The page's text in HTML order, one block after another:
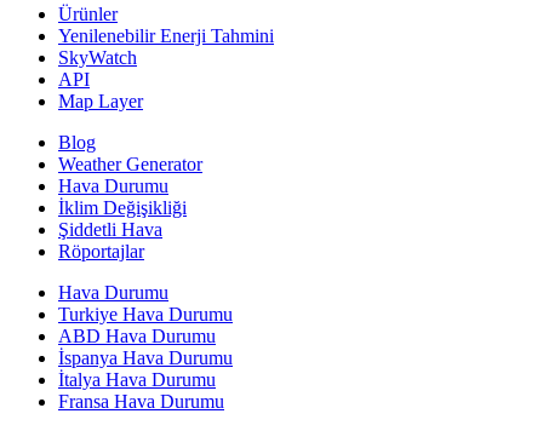
Ürünler
Yenilenebilir Enerji Tahmini
SkyWatch
API
Map Layer
Blog
Weather Generator
Hava Durumu
İklim Değişikliği
Şiddetli Hava
Röportajlar
Hava Durumu
Turkiye Hava Durumu
ABD Hava Durumu
İspanya Hava Durumu
İtalya Hava Durumu
Fransa Hava Durumu